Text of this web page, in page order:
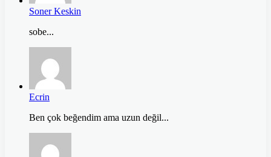
Soner Keskin
sobe...
Ecrin
Ben çok beğendim ama uzun değil...